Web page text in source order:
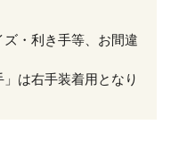
ズ・利き手等、お間違
」は右手装着用となり